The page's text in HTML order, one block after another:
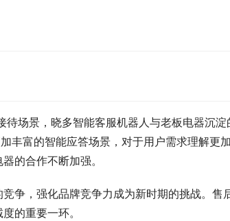
场景，晓多智能客服机器人与老板电器沉淀
丰富的智能应答场景，对于用户需求理解更
的合作不断加强。
争，强化品牌竞争力成为新时期的挑战。售
的重要一环。